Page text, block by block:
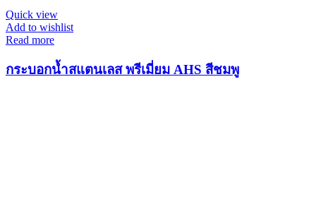
Quick view
Add to wishlist
Read more
กระบอกน้ำสแตนเลส พรีเมี่ยม AHS สีชมพู